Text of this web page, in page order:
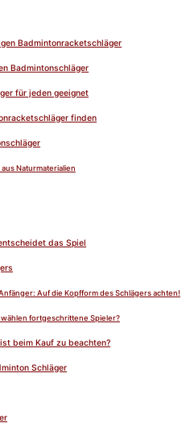
Badmintonracketschläger
Badmintonschläger
für jeden geeignet
finden
Naturmaterialien
das Spiel
Auf die Kopfform des Schlägers achten!
fortgeschrittene Spieler?
beim Kauf zu beachten?
Schläger